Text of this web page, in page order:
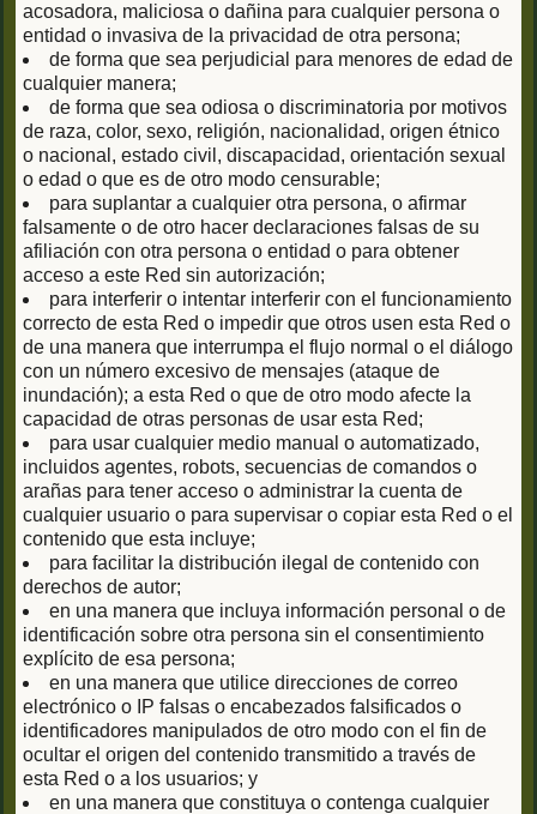
acosadora, maliciosa o dañina para cualquier persona o
entidad o invasiva de la privacidad de otra persona;
de forma que sea perjudicial para menores de edad de
cualquier manera;
de forma que sea odiosa o discriminatoria por motivos
de raza, color, sexo, religión, nacionalidad, origen étnico
o nacional, estado civil, discapacidad, orientación sexual
o edad o que es de otro modo censurable;
para suplantar a cualquier otra persona, o afirmar
falsamente o de otro hacer declaraciones falsas de su
afiliación con otra persona o entidad o para obtener
acceso a este Red sin autorización;
para interferir o intentar interferir con el funcionamiento
correcto de esta Red o impedir que otros usen esta Red o
de una manera que interrumpa el flujo normal o el diálogo
con un número excesivo de mensajes (ataque de
inundación); a esta Red o que de otro modo afecte la
capacidad de otras personas de usar esta Red;
para usar cualquier medio manual o automatizado,
incluidos agentes, robots, secuencias de comandos o
arañas para tener acceso o administrar la cuenta de
cualquier usuario o para supervisar o copiar esta Red o el
contenido que esta incluye;
para facilitar la distribución ilegal de contenido con
derechos de autor;
en una manera que incluya información personal o de
identificación sobre otra persona sin el consentimiento
explícito de esa persona;
en una manera que utilice direcciones de correo
electrónico o IP falsas o encabezados falsificados o
identificadores manipulados de otro modo con el fin de
ocultar el origen del contenido transmitido a través de
esta Red o a los usuarios; y
en una manera que constituya o contenga cualquier